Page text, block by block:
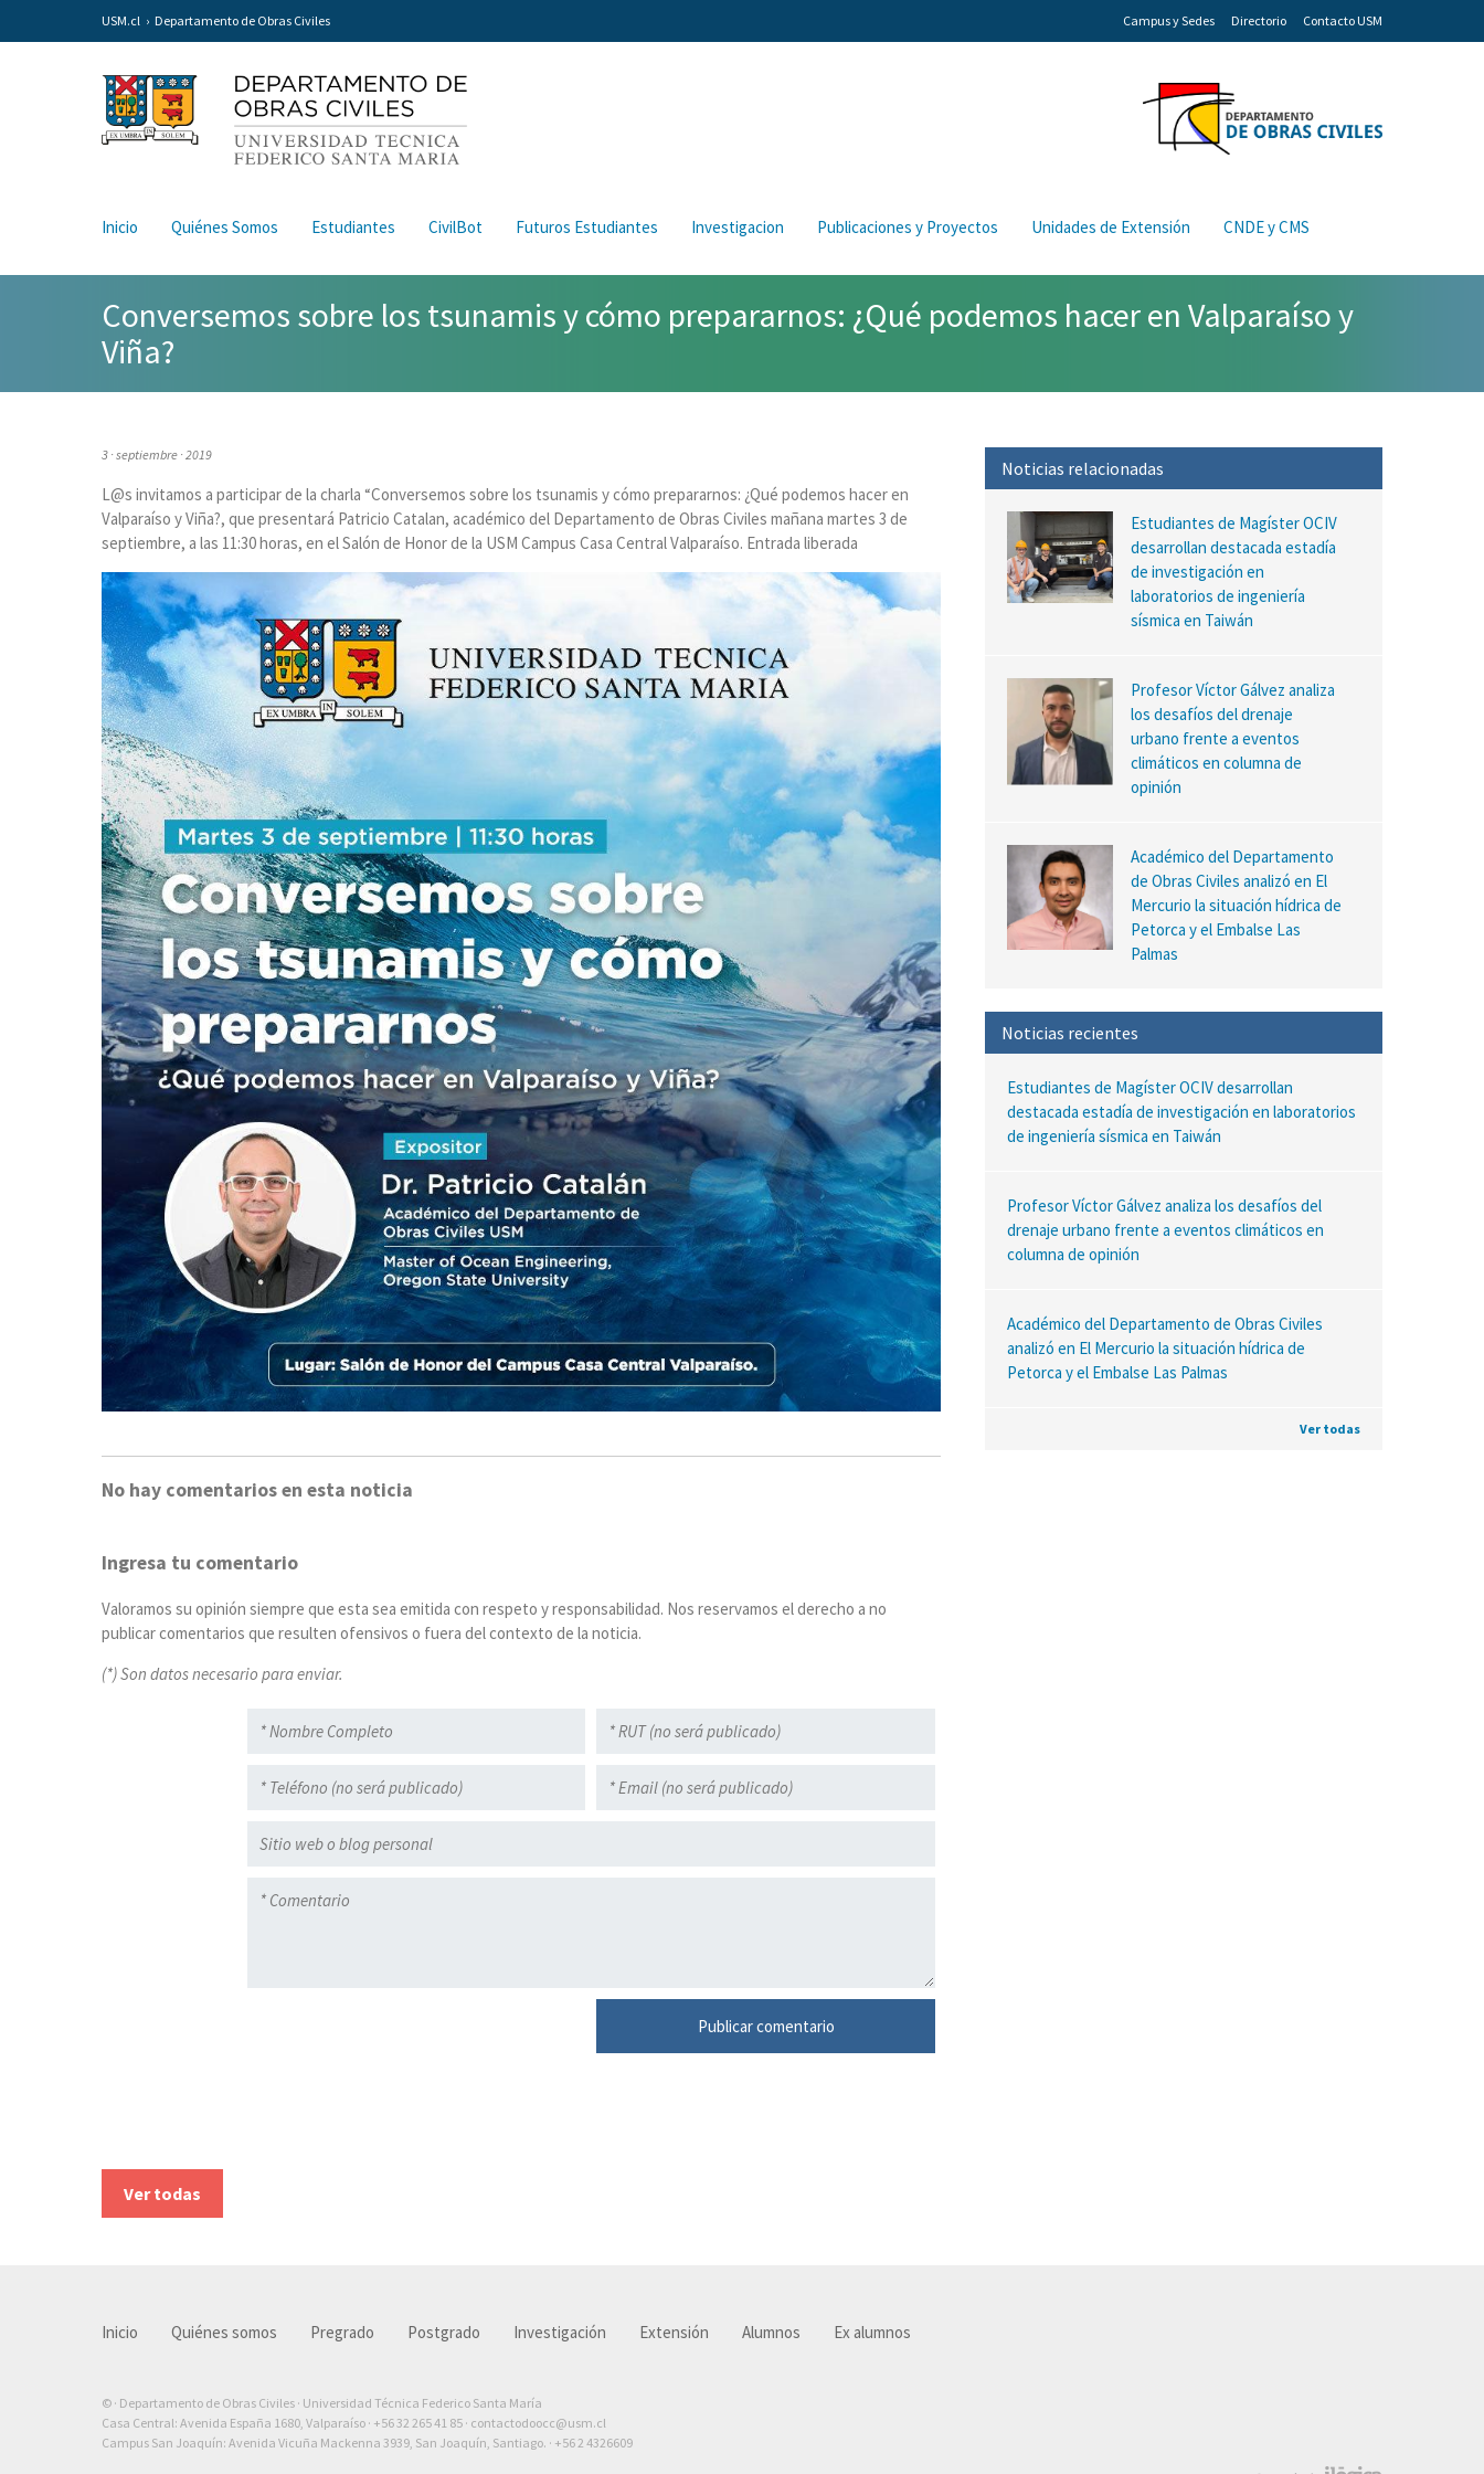
USM.cl Departamento de Obras Civiles Campus y Sedes Directorio Contacto USM
Inicio Quiénes Somos Estudiantes CivilBot Futuros Estudiantes Investigacion Publicaciones y Proyectos Unidades de Extensión CNDE y CMS
Conversemos sobre los tsunamis y cómo prepararnos: ¿Qué podemos hacer en Valparaíso y
Viña?
3 · septiembre · 2019
L@s invitamos a participar de la charla “Conversemos sobre los tsunamis y cómo prepararnos: ¿Qué podemos hacer en
Valparaíso y Viña?, que presentará Patricio Catalan, académico del Departamento de Obras Civiles mañana martes 3 de
septiembre, a las 11:30 horas, en el Salón de Honor de la USM Campus Casa Central Valparaíso. Entrada liberada
No hay comentarios en esta noticia
Ingresa tu comentario
Valoramos su opinión siempre que esta sea emitida con respeto y responsabilidad. Nos reservamos el derecho a no
publicar comentarios que resulten ofensivos o fuera del contexto de la noticia.
(*) Son datos necesario para enviar.
Noticias relacionadas
Estudiantes de Magíster OCIV
desarrollan destacada estadía
de investigación en
laboratorios de ingeniería
sísmica en Taiwán
Profesor Víctor Gálvez analiza
los desafíos del drenaje
urbano frente a eventos
climáticos en columna de
opinión
Académico del Departamento
de Obras Civiles analizó en El
Mercurio la situación hídrica de
Petorca y el Embalse Las
Palmas
Noticias recientes
Estudiantes de Magíster OCIV desarrollan
destacada estadía de investigación en laboratorios
de ingeniería sísmica en Taiwán
Profesor Víctor Gálvez analiza los desafíos del
drenaje urbano frente a eventos climáticos en
columna de opinión
Académico del Departamento de Obras Civiles
analizó en El Mercurio la situación hídrica de
Petorca y el Embalse Las Palmas
Ver todas
Ver todas
Inicio Quiénes somos Pregrado Postgrado Investigación Extensión Alumnos Ex alumnos
© · Departamento de Obras Civiles · Universidad Técnica Federico Santa María
Casa Central: Avenida España 1680, Valparaíso · +56 32 265 41 85 · contactodoocc@usm.cl
Campus San Joaquín: Avenida Vicuña Mackenna 3939, San Joaquín, Santiago. · +56 2 4326609